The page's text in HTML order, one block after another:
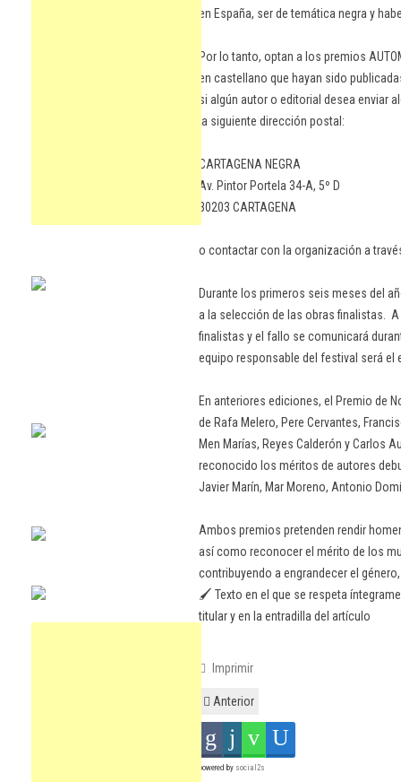
en España, ser de temática negra y
Por lo tanto, optan a los premios
en castellano que hayan sido
si algún autor o editorial desea enviar
la siguiente dirección postal:
CARTAGENA NEGRA
Av. Pintor Portela 34-A, 5º D
30203 CARTAGENA
o contactar con la organización a
Durante los primeros seis meses del
a la selección de las obras finalistas.
finalistas y el fallo se comunicará
equipo responsable del festival será el
En anteriores ediciones, el Premio de
de Rafa Melero, Pere Cervantes,
Men Marías, Reyes Calderón y Carlos
reconocido los méritos de autores
Javier Marín, Mar Moreno, Antonio
Ambos premios pretenden rendir
así como reconocer el mérito de los
contribuyendo a engrandecer el
🖌️ Texto en el que se respeta
titular y en la entradilla del artículo
Imprimir
Anterior
powered by social2s